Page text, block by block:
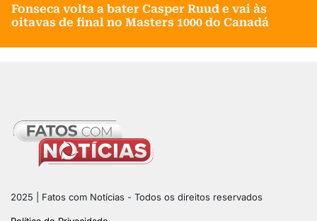
Fonseca volta a bater Casper Ruud e vai às
oitavas de final no Masters 1000 do Canadá
2025 | Fatos com Notícias - Todos os direitos reservados